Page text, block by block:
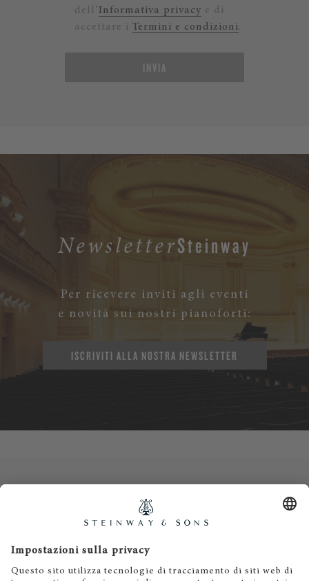
dell’Informativa privacy e di
accettare i Termini e condizioni.
INVIA
NewsletterSteinway
Per ricevere inviti agli eventi
e novità sui nostri pianoforti:
ISCRIVITI ALLA NOSTRA NEWSLETTER
Informativa privacy